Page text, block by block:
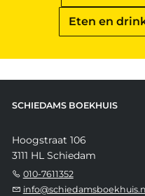
Eten en
SCHIEDAMS BOEKHUIS
Hoogstraat 106
3111 HL Schiedam
010-7611352